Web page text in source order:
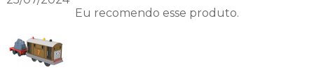
Eu recomendo esse produto.